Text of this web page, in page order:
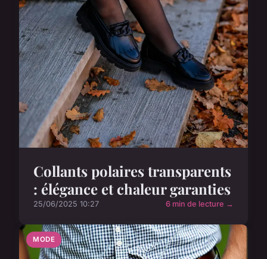
Collants polaires transparents
: élégance et chaleur garanties
25/06/2025 10:27 6 min de lecture →
MODE